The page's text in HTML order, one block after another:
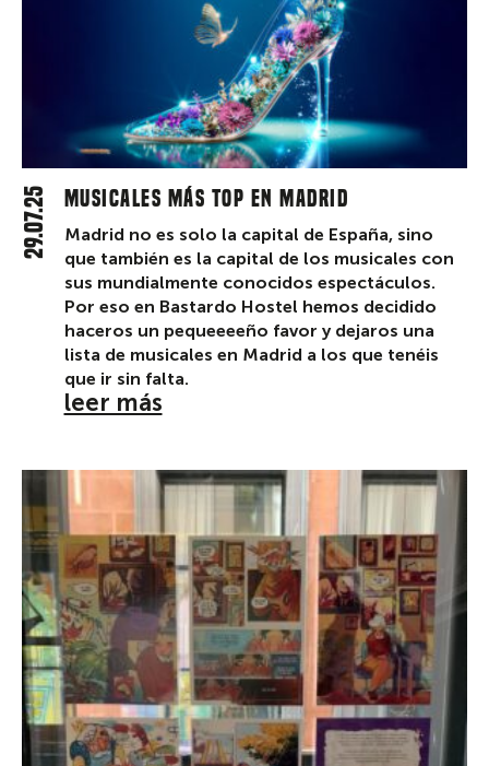
Musicales más top en Madrid
29.07.25
Madrid no es solo la capital de España, sino
que también es la capital de los musicales con
sus mundialmente conocidos espectáculos.
Por eso en Bastardo Hostel hemos decidido
haceros un pequeeeeño favor y dejaros una
lista de musicales en Madrid a los que tenéis
que ir sin falta.
leer más